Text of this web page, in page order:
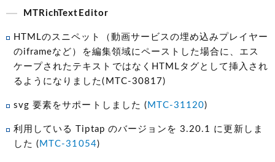
MTRichTextEditor
HTMLのスニペット（動画サービスの埋め込みプレイヤー
のiframeなど）を編集領域にペーストした場合に、エス
ケープされたテキストではなくHTMLタグとして挿入され
るようになりました(MTC-30817)
svg 要素をサポートしました ( MTC-31120)
利用している Tiptap のバージョンを 3.20.1 に更新しま
した ( MTC-31054)